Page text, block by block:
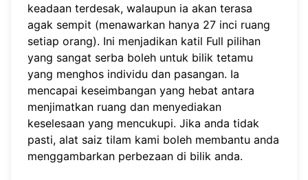
keadaan terdesak, walaupun ia akan terasa
agak sempit (menawarkan hanya 27 inci ruang
setiap orang). Ini menjadikan katil Full pilihan
yang sangat serba boleh untuk bilik tetamu
yang menghos individu dan pasangan. Ia
mencapai keseimbangan yang hebat antara
menjimatkan ruang dan menyediakan
keselesaan yang mencukupi. Jika anda tidak
pasti, alat saiz tilam kami boleh membantu anda
menggambarkan perbezaan di bilik anda.